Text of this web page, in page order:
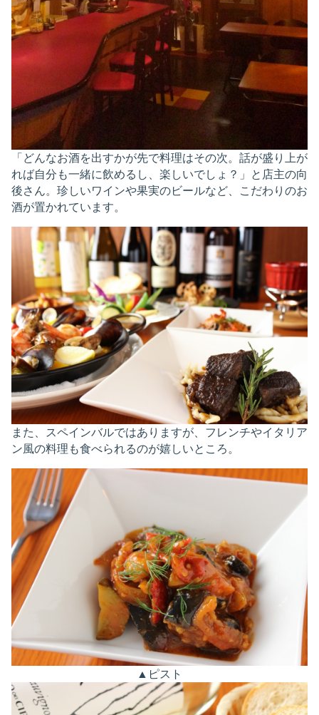
「どんなお酒を出すかが先で料理はその次。話が盛り上が
れば自分も一緒に飲めるし、楽しいでしょ？」と店主の向
後さん。珍しいワインや果実のビールなど、こだわりのお
酒が置かれています。
また、スペインバルではありますが、フレンチやイタリア
ン風の料理も食べられるのが嬉しいところ。
▲ピスト